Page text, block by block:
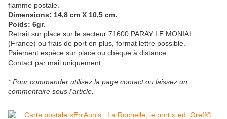
flamme postale.
Dimensions: 14,8 cm X 10,5 cm.
Poids: 6gr.
Retrait sur place sur le secteur 71600 PARAY LE MONIAL
(France) ou frais de port en plus, format lettre possible.
Paiement espèce sur place ou chèque à distance.
Contact par mail uniquement.
* Pour commander utilisez la page contact ou laissez un
commentaire sous l'article.